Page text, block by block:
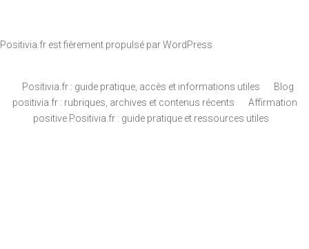
Positivia.fr est fièrement propulsé parWordPress
Positivia.fr : guide pratique, accès et informations utiles
Blog
positivia.fr : rubriques, archives et contenus récents
Affirmation
positive Positivia.fr : guide pratique et ressources utiles